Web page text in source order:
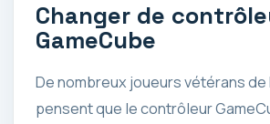
Changer de
GameCube
De nombreux joueurs vétérans
pensent que le contrôleur